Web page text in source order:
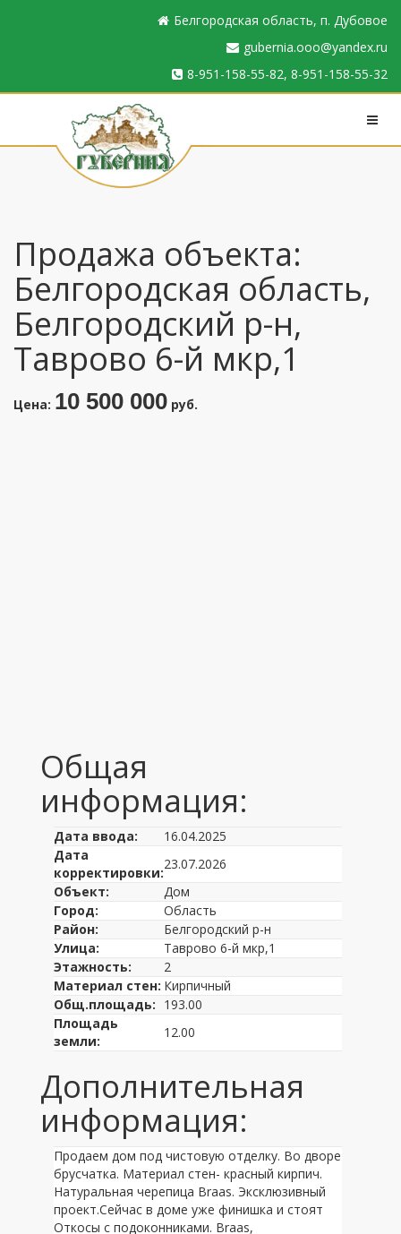
Белгородская область, п. Дубовое
gubernia.ooo@yandex.ru
8-951-158-55-82, 8-951-158-55-32
Продажа объекта:
Белгородская область,
Белгородский р-н,
Таврово 6-й мкр,1
Цена: 10 500 000 руб.
Общая
информация:
Дата ввода:
16.04.2025
Дата
корректировки:
23.07.2026
Объект:
Дом
Город:
Область
Район:
Белгородский р-н
Улица:
Таврово 6-й мкр,1
Этажность:
2
Материал стен: Кирпичный
Общ.площадь: 193.00
Площадь
земли:
12.00
Дополнительная
информация:
Продаем дом под чистовую отделку. Во дворе
брусчатка. Материал стен- красный кирпич.
Натуральная черепица Вrааs. Эксклюзивный
проект.Сейчас в доме уже финишка и стоят
Откосы с подоконниками. Braas,